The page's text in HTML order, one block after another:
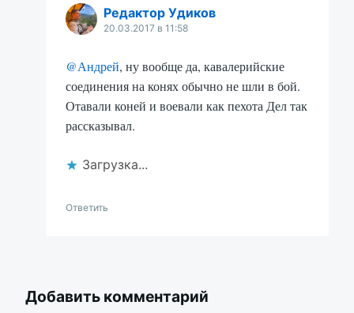
Редактор Удиков
20.03.2017 в 11:58
@Андрей, ну вообще да, кавалерийские
соединения на конях обычно не шли в бой.
Отавали коней и воевали как пехота Дел так
рассказывал.
Загрузка...
Ответить
Добавить комментарий